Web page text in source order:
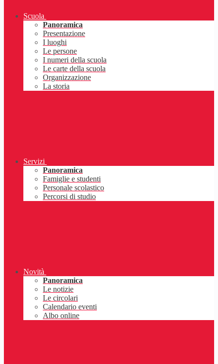
Scuola
Panoramica
Presentazione
I luoghi
Le persone
I numeri della scuola
Le carte della scuola
Organizzazione
La storia
Servizi
Panoramica
Famiglie e studenti
Personale scolastico
Percorsi di studio
Novità
Panoramica
Le notizie
Le circolari
Calendario eventi
Albo online